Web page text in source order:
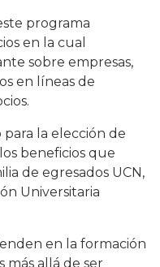
programa
en la cual
sobre empresas,
en líneas de
para la elección de
beneficios que
de egresados UCN,
Universitaria
en la formación
más allá de ser